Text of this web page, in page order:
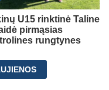
U15 rinktinė Taline
pirmąsias
rungtynes